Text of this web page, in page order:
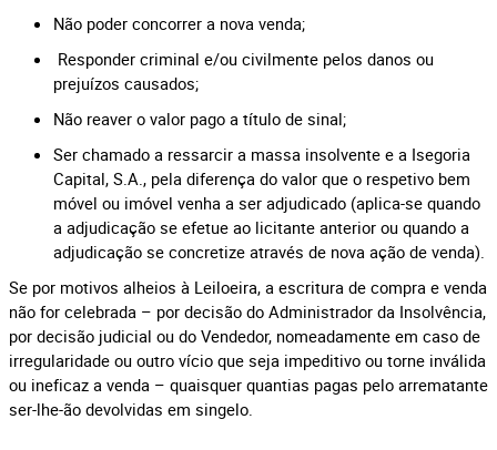
Não poder concorrer a nova venda;
Responder criminal e/ou civilmente pelos danos ou
prejuízos causados;
Não reaver o valor pago a título de sinal;
Ser chamado a ressarcir a massa insolvente e a Isegoria
Capital, S.A., pela diferença do valor que o respetivo bem
móvel ou imóvel venha a ser adjudicado (aplica-se quando
a adjudicação se efetue ao licitante anterior ou quando a
adjudicação se concretize através de nova ação de venda).
Se por motivos alheios à Leiloeira, a escritura de compra e venda
não for celebrada – por decisão do Administrador da Insolvência,
por decisão judicial ou do Vendedor, nomeadamente em caso de
irregularidade ou outro vício que seja impeditivo ou torne inválida
ou ineficaz a venda – quaisquer quantias pagas pelo arrematante
ser-lhe-ão devolvidas em singelo.